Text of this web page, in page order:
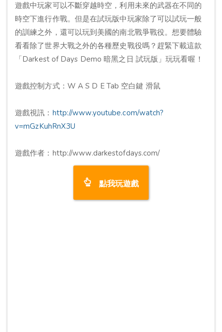
遊戲中玩家可以不斷穿越時空，利用未來的武器在不同的
時空下進行作戰。但是在試玩版中玩家除了可以試玩一般
的訓練之外，還可以玩到美國的南北戰爭戰役。想要體驗
看看除了世界大戰之外的各種歷史戰役嗎？趕緊下載這款
「Darkest of Days Demo 暗黑之日 試玩版」玩玩看喔！
遊戲控制方式：W A S D E Tab 空白鍵 滑鼠
遊戲視訊： http://www.youtube.com/watch?
v=mGzKuhRnX3U
遊戲作者：http://www.darkestofdays.com/
點我玩遊戲